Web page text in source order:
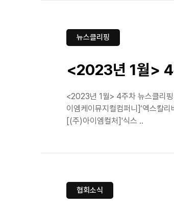
뉴스클리핑
<2023년 1월> 4
<2023년 1월> 4주차 뉴스클리
이엠케이뮤지컬컴퍼니]‘엑스칼
[(주)아이엠컬처]'식스 ..
협회소식